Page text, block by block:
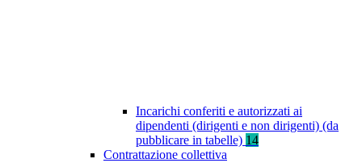
Incarichi conferiti e autorizzati ai
dipendenti (dirigenti e non dirigenti) (da
pubblicare in tabelle) 14
Contrattazione collettiva